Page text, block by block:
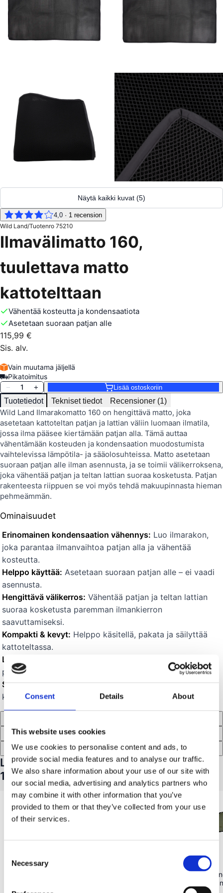
Consent Details About
This website uses cookies
We use cookies to personalise content and ads, to
provide social media features and to analyse our traffic.
We also share information about your use of our site with
our social media, advertising and analytics partners who
may combine it with other information that you’ve
provided to them or that they’ve collected from your use
of their services.
Selection
Necessary
Näytä kaikki kuvat (5)
4,0 · 1 recension
Wild Land/Tuotenro 75210
Ilmavälimatto 160,
tuulettava matto
kattotelttaan
Vähentää kosteutta ja kondensaatiota
Asetetaan suoraan patjan alle
115,99 €
Sis. alv.
Vain muutama jäljellä
Pikatoimitus
−
1 + Lisää ostoskoriin
Tuotetiedot Tekniset tiedot Recensioner (1)
Wild Land Ilmarakomatto 160 on hengittävä matto, joka
asetetaan kattoteltan patjan ja lattian väliin luomaan ilmatila,
jossa ilma pääsee kiertämään patjan alla. Tämä auttaa
vähentämään kosteuden ja kondensaation muodostumista
vaihtelevissa lämpötila- ja sääolosuhteissa. Matto asetetaan
suoraan patjan alle ilman asennusta, ja se toimii välikerroksena,
joka vähentää patjan ja teltan lattian suoraa kosketusta. Patjan
rakenteesta riippuen se voi myös tehdä makuupinnasta hieman
pehmeämmän.
Ominaisuudet
Erinomainen kondensaation vähennys: Luo ilmarakon,
joka parantaa ilmanvaihtoa patjan alla ja vähentää
kosteutta.
Helppo käyttää: Asetetaan suoraan patjan alle – ei vaadi
asennusta.
Hengittävä välikerros: Vähentää patjan ja teltan lattian
suoraa kosketusta paremman ilmankierron
saavuttamiseksi.
Kompakti & kevyt: Helppo käsitellä, pakata ja säilyttää
kattoteltassa.
Lisämukavuus:
Voi tehdä makuupinnasta hieman
pehmeämmän patjasta riippuen.
Suunniteltu Wild Landille:
kattotelttoihin (leveys 160 cm).
Tekniset tiedot
Recensioner (1)
Lisävarusteet tuotteelle Luftspaltsmatta
160
Wild Land
Selkänoja Pro,
kestävää canvas-